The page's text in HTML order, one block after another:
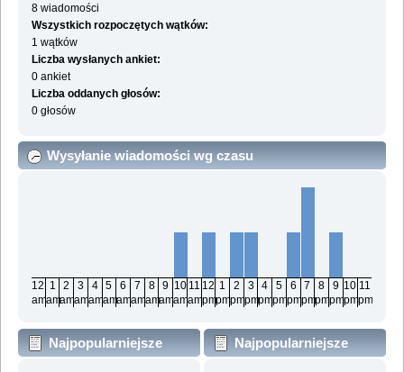
8 wiadomości
Wszystkich rozpoczętych wątków:
1 wątków
Liczba wysłanych ankiet:
0 ankiet
Liczba oddanych głosów:
0 głosów
Wysyłanie wiadomości wg czasu
12
am
1
am
2
am
3
am
4
am
5
am
6
am
7
am
8
am
9
am
10
am
11
am
12
pm
1
pm
2
pm
3
pm
4
pm
5
pm
6
pm
7
pm
8
pm
9
pm
10
pm
11
pm
Najpopularniejsze
Najpopularniejsze